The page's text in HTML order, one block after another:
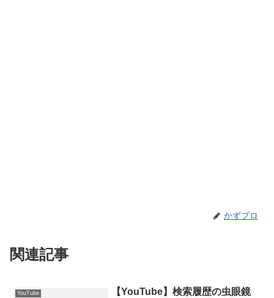
かずプロ
関連記事
YouTube
【YouTube】検索履歴の虫眼鏡